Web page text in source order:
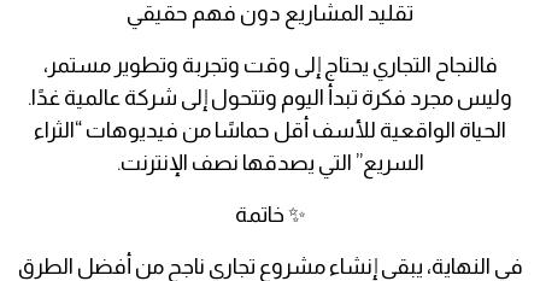
تقليد المشاريع دون فهم حقيقي
فالنجاح التجاري يحتاج إلى وقت وتجربة وتطوير مستمر،
وليس مجرد فكرة تبدأ اليوم وتتحول إلى شركة عالمية غدًا.
الحياة الواقعية للأسف أقل حماسًا من فيديوهات “الثراء
السريع” التي يصدقها نصف الإنترنت.
✨ خاتمة
في النهاية، يبقى إنشاء مشروع تجاري ناجح من أفضل الطرق